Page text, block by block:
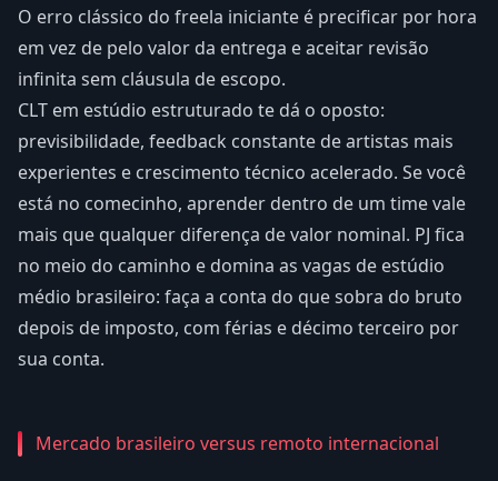
O erro clássico do freela iniciante é precificar por hora
em vez de pelo valor da entrega e aceitar revisão
infinita sem cláusula de escopo.
CLT em estúdio estruturado te dá o oposto:
previsibilidade, feedback constante de artistas mais
experientes e crescimento técnico acelerado. Se você
está no comecinho, aprender dentro de um time vale
mais que qualquer diferença de valor nominal. PJ fica
no meio do caminho e domina as vagas de estúdio
médio brasileiro: faça a conta do que sobra do bruto
depois de imposto, com férias e décimo terceiro por
sua conta.
Mercado brasileiro versus remoto internacional